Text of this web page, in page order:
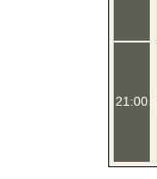
21:00